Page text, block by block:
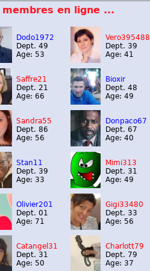
membres en ligne ...
Dodo1972
Dept. 49
Age: 53
Vero395488
Dept. 39
Age: 41
Saffre21
Dept. 21
Age: 66
Bioxir
Dept. 48
Age: 49
Sandra55
Dept. 86
Age: 56
Donpaco67
Dept. 67
Age: 40
Stan11
Dept. 39
Age: 33
Mimi313
Dept. 31
Age: 49
Olivier201
Dept. 01
Age: 71
Gigi33480
Dept. 33
Age: 56
Catangel31
Dept. 31
Age: 50
Charlott79
Dept. 79
Age: 37